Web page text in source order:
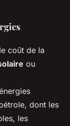
coût de la
ou
dont les
les